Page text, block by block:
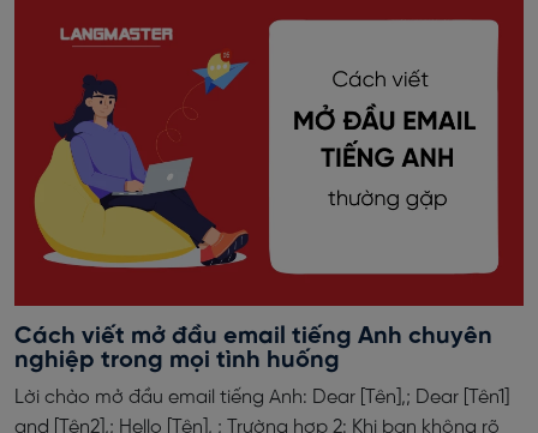
Cách viết mở đầu email tiếng Anh chuyên
nghiệp trong mọi tình huống
Lời chào mở đầu email tiếng Anh: Dear [Tên],; Dear [Tên1]
and [Tên2],; Hello [Tên], ; Trường hợp 2: Khi bạn không rõ